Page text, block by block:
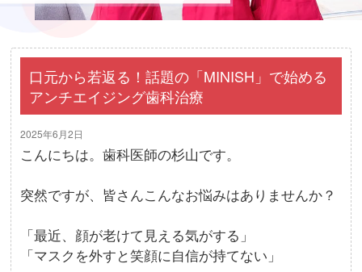
口元から若返る！話題の「MINISH」で始める
アンチエイジング歯科治療
2025年6月2日
こんにちは。歯科医師の杉山です。
突然ですが、皆さんこんなお悩みはありませんか？
「最近、顔が老けて見える気がする」
「マスクを外すと笑顔に自信が持てない」